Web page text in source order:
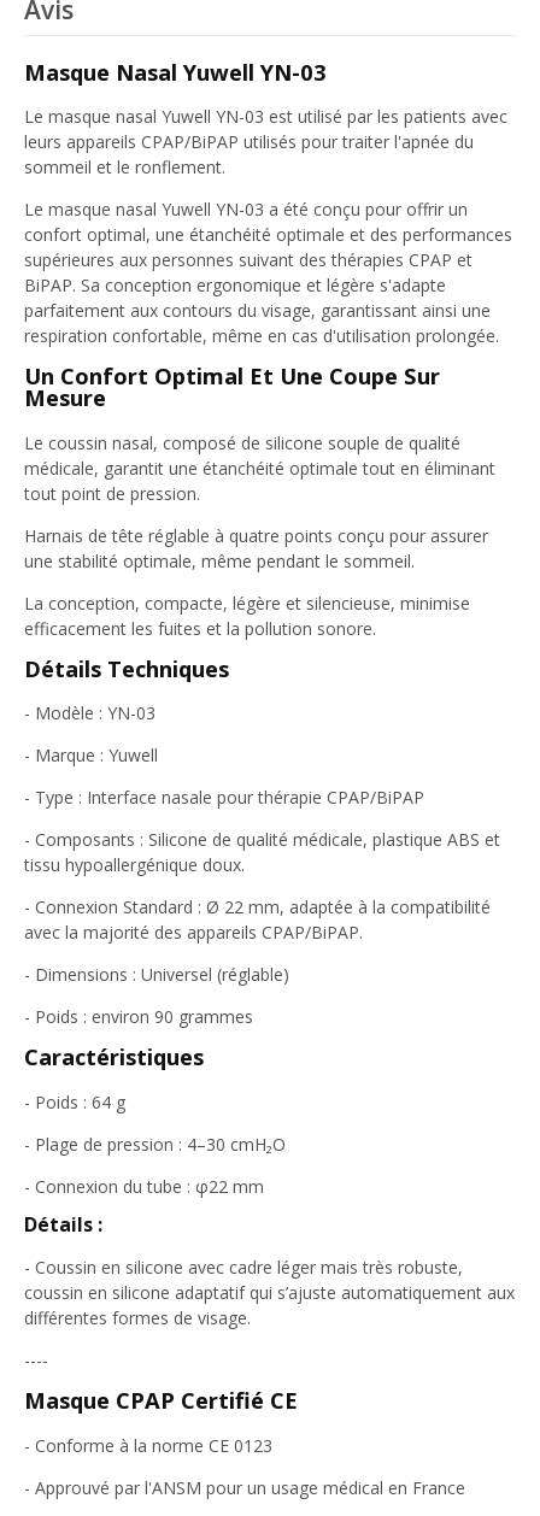
Avis
Masque Nasal Yuwell YN-03
Le masque nasal Yuwell YN-03 est utilisé par les patients avec
leurs appareils CPAP/BiPAP utilisés pour traiter l'apnée du
sommeil et le ronflement.
Le masque nasal Yuwell YN-03 a été conçu pour offrir un
confort optimal, une étanchéité optimale et des performances
supérieures aux personnes suivant des thérapies CPAP et
BiPAP. Sa conception ergonomique et légère s'adapte
parfaitement aux contours du visage, garantissant ainsi une
respiration confortable, même en cas d'utilisation prolongée.
Un Confort Optimal Et Une Coupe Sur
Mesure
Le coussin nasal, composé de silicone souple de qualité
médicale, garantit une étanchéité optimale tout en éliminant
tout point de pression.
Harnais de tête réglable à quatre points conçu pour assurer
une stabilité optimale, même pendant le sommeil.
La conception, compacte, légère et silencieuse, minimise
efficacement les fuites et la pollution sonore.
Détails Techniques
- Modèle : YN-03
- Marque : Yuwell
- Type : Interface nasale pour thérapie CPAP/BiPAP
- Composants : Silicone de qualité médicale, plastique ABS et
tissu hypoallergénique doux.
- Connexion Standard : Ø 22 mm, adaptée à la compatibilité
avec la majorité des appareils CPAP/BiPAP.
- Dimensions : Universel (réglable)
- Poids : environ 90 grammes
Caractéristiques
- Poids : 64 g
- Plage de pression : 4–30 cmH₂O
- Connexion du tube : φ22 mm
Détails :
- Coussin en silicone avec cadre léger mais très robuste,
coussin en silicone adaptatif qui s’ajuste automatiquement aux
différentes formes de visage.
----
Masque CPAP Certifié CE
- Conforme à la norme CE 0123
- Approuvé par l'ANSM pour un usage médical en France